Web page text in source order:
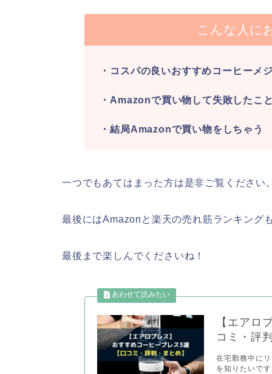
こんな人に
・コスパの良いおすすめコーヒーメ
・Amazonで買い物して失敗したこ
・結局Amazonで買い物をしちゃう
一つでもあてはまった方は是非ご覧ください
最後にはAmazonと楽天の売れ筋ランキング
最後まで楽しんでくださいね！
【エアロ
コミ・評
在宅勤務中に
を知りたいで